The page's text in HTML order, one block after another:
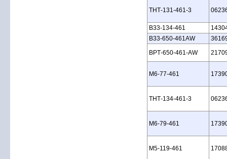
THT‑131‑461‑3
B33‑134‑461
B33‑650‑461AW
BPT‑650‑461‑AW
M6‑77‑461
THT‑134‑461‑3
M6‑79‑461
M5‑119‑461